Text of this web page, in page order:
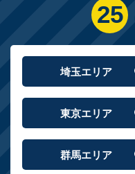
25
埼玉エリア
東京エリア
群馬エリア